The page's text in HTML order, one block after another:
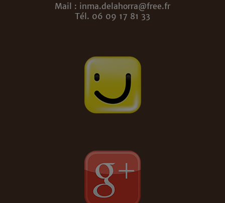
Mail : inma.delahorra@free.fr
Tél. 06 09 17 81 33